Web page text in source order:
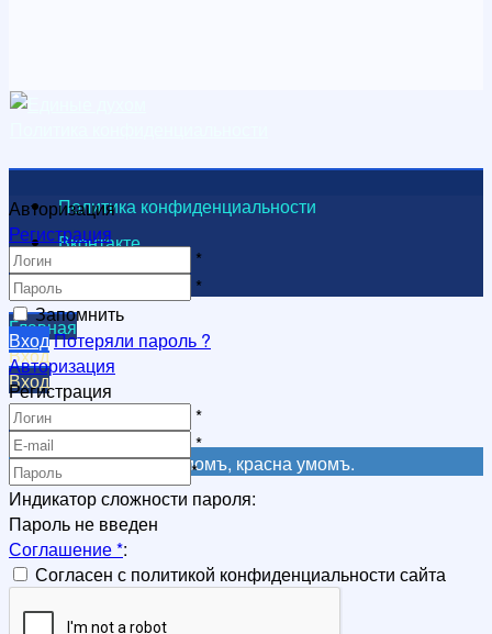
Политика конфиденциальности
Вконтакте
Видеоканал
Главная
Вход
Вход
Регистрация
Регистрация
Не красна книга письмомъ, красна умомъ.
Авторизация
Регистрация
*
*
Запомнить
ВходПотеряли пароль ?
Авторизация
Регистрация
*
*
*
Индикатор сложности пароля:
Пароль не введен
Соглашение*:
Согласен с политикой конфиденциальности сайта